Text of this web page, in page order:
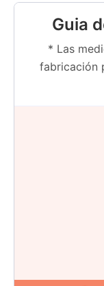
Guia
* Las
fabricación